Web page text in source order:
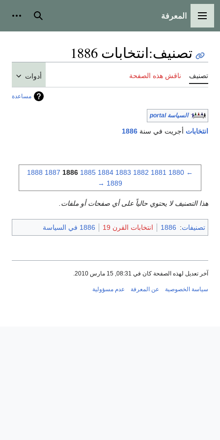
القائمة الرئيسية
المعرفة بحث
تصنيف:انتخابات 1886
تصنيف ناقش هذه الصفحة أدوات
مساعدة
السياسة portal
انتخابات أجريت في سنة 1886
←
1880
1881
1882
1883
1884
1885
1886
1887
1888
1889
→
هذا التصنيف لا يحتوي حالياً على أي صفحات أو ملفات.
تصنيفات:
1886 انتخابات القرن 19 1886 في السياسة
آخر تعديل لهذه الصفحة كان في 08:31, 15 مارس 2010.
سياسة الخصوصية عن المعرفة عدم مسؤولية